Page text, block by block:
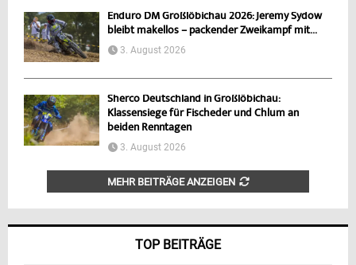
Enduro DM Großlöbichau 2026: Jeremy Sydow
bleibt makellos – packender Zweikampf mit...
3. August 2026
Sherco Deutschland in Großlöbichau:
Klassensiege für Fischeder und Chlum an
beiden Renntagen
3. August 2026
MEHR BEITRÄGE ANZEIGEN
TOP BEITRÄGE